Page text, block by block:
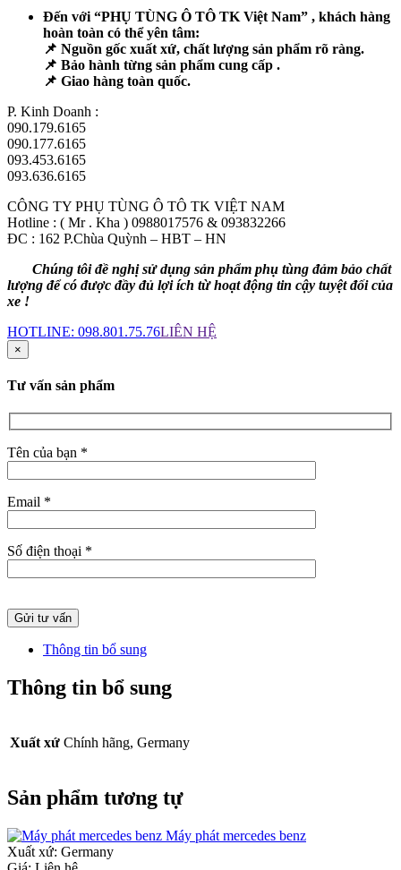
Đến với “PHỤ TÙNG Ô TÔ TK Việt Nam” , khách hàng
hoàn toàn có thể yên tâm:
📌 Nguồn gốc xuất xứ, chất lượng sản phẩm rõ ràng.
📌 Bảo hành từng sản phẩm cung cấp .
📌 Giao hàng toàn quốc.
P. Kinh Doanh :
090.179.6165
090.177.6165
093.453.6165
093.636.6165
CÔNG TY PHỤ TÙNG Ô TÔ TK VIỆT NAM
Hotline : ( Mr . Kha ) 0988017576 & 093832266
ĐC : 162 P.Chùa Quỳnh – HBT – HN
Chúng tôi đề nghị sử dụng sản phẩm phụ tùng đảm bảo chất
lượng để có được đầy đủ lợi ích từ hoạt động tin cậy tuyệt đối của
xe !
HOTLINE: 098.801.75.76LIÊN HỆ
×
Tư vấn sản phẩm
Tên của bạn *
Email *
Số điện thoại *
Thông tin bổ sung
Thông tin bổ sung
Xuất xứ Chính hãng, Germany
Sản phẩm tương tự
Máy phát mercedes benz
Xuất xứ: Germany